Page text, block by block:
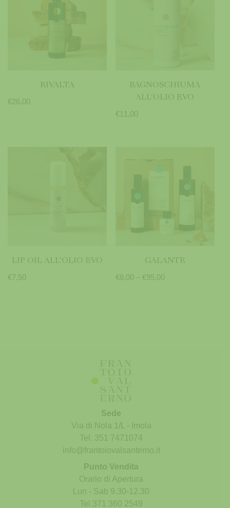
RIVALTA
€26,00
BAGNOSCHIUMA
ALL’OLIO EVO
€ 11,00
LIP OIL ALL’OLIO EVO
€7,50
GALANTE
€8,00 – €95,00
Sede
Via di Nola 1/L - Imola
Tel. 351 7471074
info@frantoiovalsanterno.it
Punto Vendita
Orario di Apertura
Lun - Sab 9.30-12.30
Tel 371 360 2549